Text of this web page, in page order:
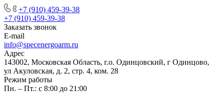
+7 (910) 459-39-38
+7 (910) 459-39-38
Заказать звонок
E-mail
info@specenergoarm.ru
Адрес
143002, Московская Область, г.о. Одинцовский, г Одинцово,
ул Акуловская, д. 2, стр. 4, ком. 28
Режим работы
Пн. – Пт.: с 8:00 до 21:00